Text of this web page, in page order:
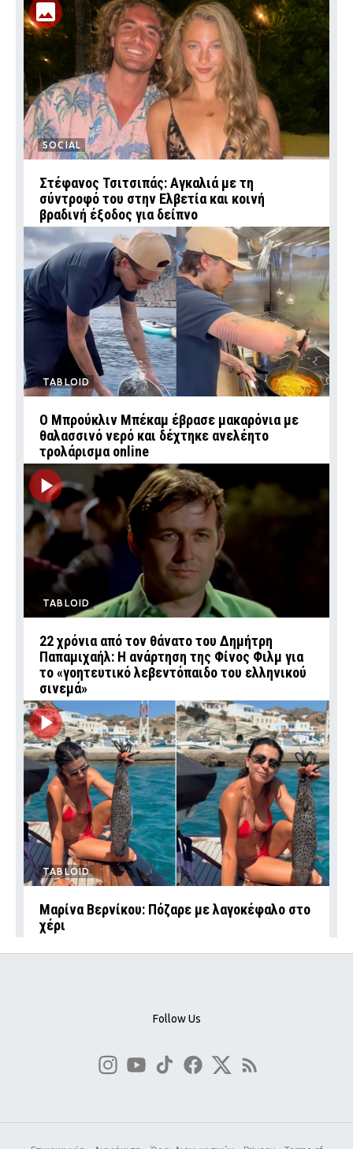
SOCIAL
Στέφανος Τσιτσιπάς: Αγκαλιά με τη
σύντροφό του στην Ελβετία και κοινή
βραδινή έξοδος για δείπνο
TABLOID
Ο Μπρούκλιν Μπέκαμ έβρασε μακαρόνια με
θαλασσινό νερό και δέχτηκε ανελέητο
τρολάρισμα online
TABLOID
22 χρόνια από τον θάνατο του Δημήτρη
Παπαμιχαήλ: Η ανάρτηση της Φίνος Φιλμ για
το «γοητευτικό λεβεντόπαιδο του ελληνικού
σινεμά»
TABLOID
Μαρίνα Βερνίκου: Πόζαρε με λαγοκέφαλο στο
χέρι
Follow Us